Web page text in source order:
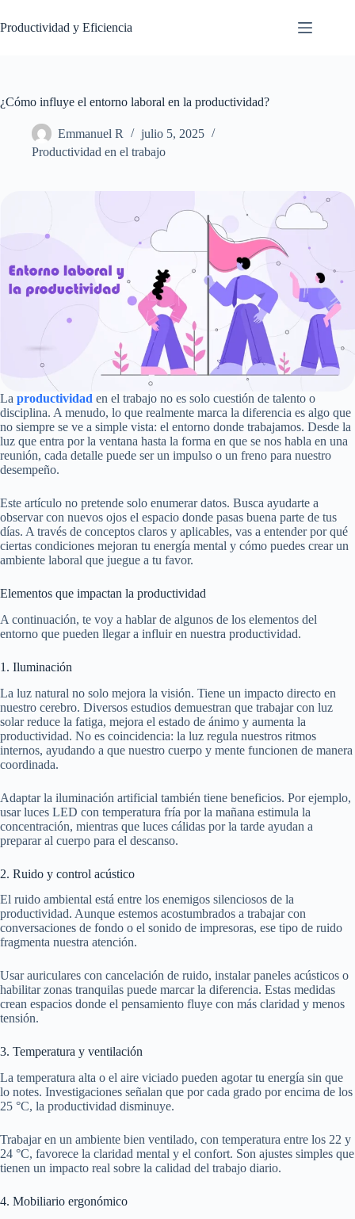
al
contenido
Productividad y Eficiencia
¿Cómo influye el entorno laboral en la productividad?
Emmanuel R
julio 5, 2025
Productividad en el trabajo
La productividad en el trabajo no es solo cuestión de talento o
disciplina. A menudo, lo que realmente marca la diferencia es algo que
no siempre se ve a simple vista: el entorno donde trabajamos. Desde la
luz que entra por la ventana hasta la forma en que se nos habla en una
reunión, cada detalle puede ser un impulso o un freno para nuestro
desempeño.
Este artículo no pretende solo enumerar datos. Busca ayudarte a
observar con nuevos ojos el espacio donde pasas buena parte de tus
días. A través de conceptos claros y aplicables, vas a entender por qué
ciertas condiciones mejoran tu energía mental y cómo puedes crear un
ambiente laboral que juegue a tu favor.
Elementos que impactan la productividad
A continuación, te voy a hablar de algunos de los elementos del
entorno que pueden llegar a influir en nuestra productividad.
1. Iluminación
La luz natural no solo mejora la visión. Tiene un impacto directo en
nuestro cerebro. Diversos estudios demuestran que trabajar con luz
solar reduce la fatiga, mejora el estado de ánimo y aumenta la
productividad. No es coincidencia: la luz regula nuestros ritmos
internos, ayudando a que nuestro cuerpo y mente funcionen de manera
coordinada.
Adaptar la iluminación artificial también tiene beneficios. Por ejemplo,
usar luces LED con temperatura fría por la mañana estimula la
concentración, mientras que luces cálidas por la tarde ayudan a
preparar al cuerpo para el descanso.
2. Ruido y control acústico
El ruido ambiental está entre los enemigos silenciosos de la
productividad. Aunque estemos acostumbrados a trabajar con
conversaciones de fondo o el sonido de impresoras, ese tipo de ruido
fragmenta nuestra atención.
Usar auriculares con cancelación de ruido, instalar paneles acústicos o
habilitar zonas tranquilas puede marcar la diferencia. Estas medidas
crean espacios donde el pensamiento fluye con más claridad y menos
tensión.
3. Temperatura y ventilación
La temperatura alta o el aire viciado pueden agotar tu energía sin que
lo notes. Investigaciones señalan que por cada grado por encima de los
25 °C, la productividad disminuye.
Trabajar en un ambiente bien ventilado, con temperatura entre los 22 y
24 °C, favorece la claridad mental y el confort. Son ajustes simples que
tienen un impacto real sobre la calidad del trabajo diario.
4. Mobiliario ergonómico